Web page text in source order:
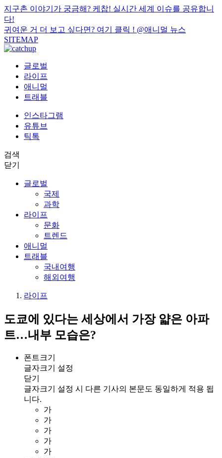
지구촌 이야기가 궁금해? 케찹! 실시간 세계 이슈를 공유합니
다!
귀여운 거 더 보고 싶다면? 여기 클릭 ! @애니멀 뉴스
SITEMAP
글로벌
라이프
애니멀
트래블
인스타그램
유튜브
틱톡
검색
닫기
글로벌
국제
과학
라이프
문화
트렌드
애니멀
트래블
국내여행
해외여행
라이프
도쿄에 있다는 세상에서 가장 얇은 아파
트…내부 모습은?
폰트크기
글자크기 설정
닫기
글자크기 설정 시 다른 기사의 본문도 동일하게 적용 됩
니다.
가
가
가
가
가